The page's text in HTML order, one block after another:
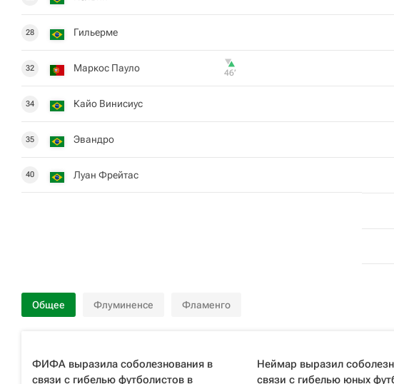
28 Гильерме
32 Маркос Пауло 46‎’‎
34 Кайо Винисиус
35 Эвандро
40 Луан Фрейтас
Общее Флуминенсе Фламенго
ФИФА выразила соболезнования в
связи с гибелью футболистов в
Неймар выразил
связи с гибелью юных